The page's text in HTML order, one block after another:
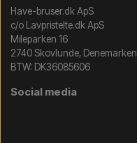
Have-bruser.dk ApS
c/o Lavpristelte.dk ApS
Mileparken 16
2740 Skovlunde, Denemarken
BTW: DK36085606
Social media